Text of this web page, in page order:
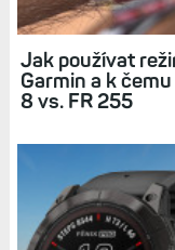
Jak používat
Garmin a k
8 vs. FR 255